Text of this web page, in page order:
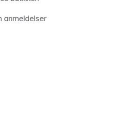
anmeldelser